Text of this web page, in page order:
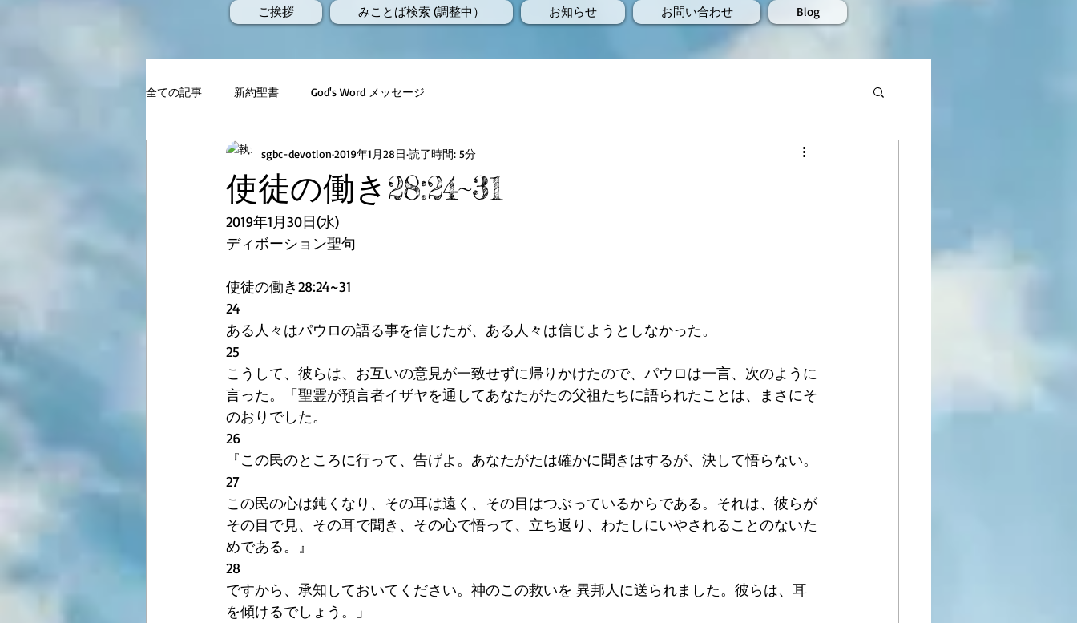
ご挨拶 みことば検索 (調整中） お知らせ お問い合わせ Blog
全ての記事 新約聖書 God's Word メッセージ
使徒の働き28:24~31
sgbc-devotion 2019年1月28日 読了時間: 5分
2019年1月30日(水)
ディボーション聖句
使徒の働き28:24~31
24
ある人々はパウロの語る事を信じたが、ある人々は信じようとしなかった。
25
こうして、彼らは、お互いの意見が一致せずに帰りかけたので、パウロは一言、次のように
言った。「聖霊が預言者イザヤを通してあなたがたの父祖たちに語られたことは、まさにそ
のおりでした。
26
『この民のところに行って、告げよ。あなたがたは確かに聞きはするが、決して悟らない。
27
この民の心は鈍くなり、その耳は遠く、その目はつぶっているからである。それは、彼らが
その目で見、その耳で聞き、その心で悟って、立ち返り、わたしにいやされることのないた
めである。』
28
ですから、承知しておいてください。神のこの救いを 異邦人に送られました。彼らは、耳
を傾けるでしょう。」